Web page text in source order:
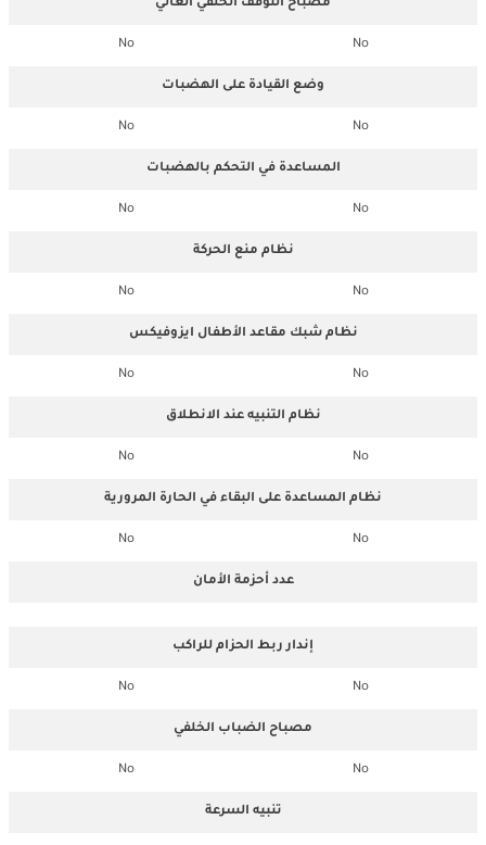
مصباح التوقف الخلفي العالي
No
No
وضع القيادة على الهضبات
No
No
المساعدة في التحكم بالهضبات
No
No
نظام منع الحركة
No
No
نظام شبك مقاعد الأطفال ايزوفيكس
No
No
نظام التنبيه عند الانطلاق
No
No
نظام المساعدة على البقاء في الحارة المرورية
No
No
عدد أحزمة الأمان
إندار ربط الحزام للراكب
No
No
مصباح الضباب الخلفي
No
No
تنبيه السرعة